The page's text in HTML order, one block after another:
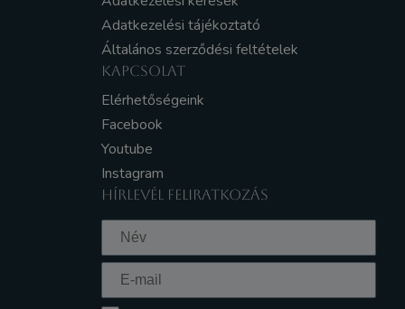
Adatkezelési tájékoztató
Általános szerződési feltételek
KAPCSOLAT
Elérhetőségeink
Facebook
Youtube
Instagram
HÍRLEVÉL FELIRATKOZÁS